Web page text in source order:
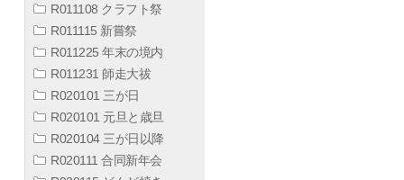
R011108 クラフト祭
R011115 新嘗祭
R011225 年末の境内
R011231 師走大祓
R020101 三が日
R020101 元旦と歳旦
R020104 三が日以降
R020111 合同新年会